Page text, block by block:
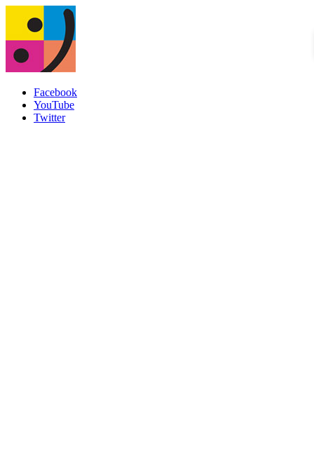
Facebook
YouTube
Twitter